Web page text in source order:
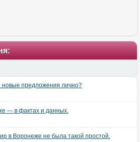
предложения лично?
— в фактах и данных.
в Воронеже не была такой простой.